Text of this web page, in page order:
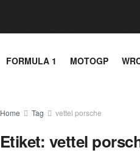
FORMULA 1 MOTOGP
Home Tag vettel porsche
Etiket: vettel